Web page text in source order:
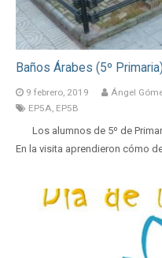
Baños Árabes (5º
9 febrero, 2019 Ángel
EP5A, EP5B
Los alumnos de 5º de
En la visita aprendieron cómo